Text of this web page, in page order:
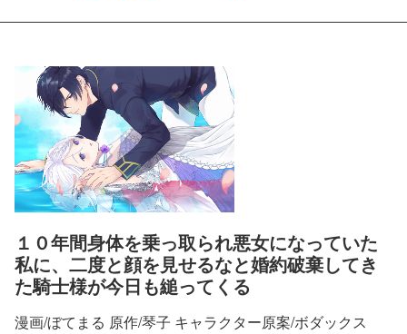
１０年間身体を乗っ取られ悪女になっていた
私に、二度と顔を見せるなと婚約破棄してき
た騎士様が今日も縋ってくる
漫画/ぼてまる 原作/琴子 キャラクター原案/ボダックス